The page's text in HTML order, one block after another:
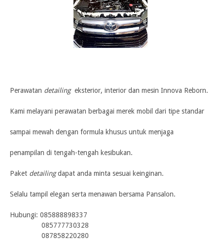
Perawatan detailingeksterior, interior dan mesin Innova Reborn.
Kami melayani perawatan berbagai merek mobil dari tipe standar
sampai mewah dengan formula khusus untuk menjaga
penampilan di tengah-tengah kesibukan.
Paket detailingdapat anda minta sesuai keinginan.
Selalu tampil elegan serta menawan bersama Pansalon.
Hubungi: 085888898337
085777730328
087858220280